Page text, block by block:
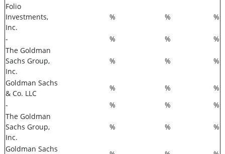
Folio
Investments,
Inc.
% % %
- % %
%
The Goldman
Sachs Group,
Inc.
% % %
Goldman Sachs
& Co. LLC
% %
%
-
% %
%
The Goldman
Sachs Group,
Inc.
% % %
Goldman Sachs